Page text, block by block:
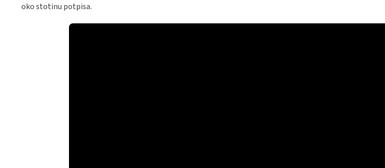
oko stotinu potpisa.